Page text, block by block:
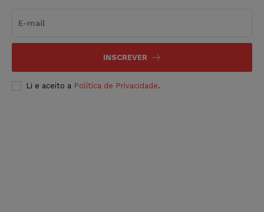
INSCREVER
Li e aceito a Política de Privacidade.